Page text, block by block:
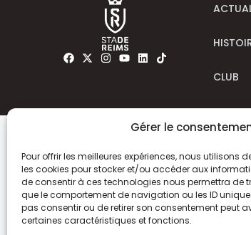
Gérer le
Pour offrir les meilleures expériences, nous utilisons
les cookies pour stocker et/ou accéder aux
de consentir à ces technologies nous permettra de
que le comportement de navigation ou les ID
pas consentir ou de retirer son consentement peut
certaines caractéristiques et fonctions.
CLUB